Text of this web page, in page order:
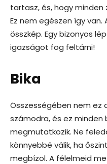
tartasz, és, hogy
Ez nem egészen így van.
összkép. Egy bizonyos
igazságot fog feltárni!
Bika
Összességében nem ez
számodra, és ez minden
megmutatkozik. Ne
könnyebbé válik, ha
megbízol. A félelmeid